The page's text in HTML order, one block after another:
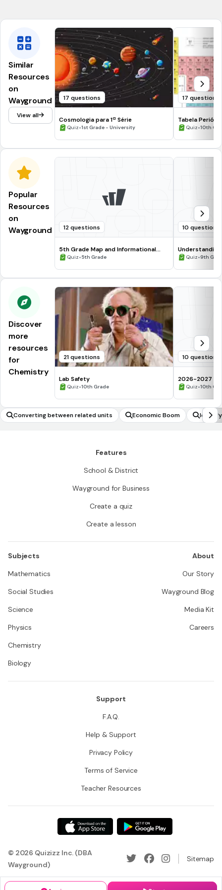
Similar
Resources
on
Wayground
View all
17 questions
Cosmologia para 1ª Série
Quiz•1st Grade - University
17 questions
Tabela
Quiz•10th
Popular
Resources
on
Wayground
12 questions
5th Grade Map and Informational
Processing Skills
Quiz•5th Grade
10 questions
Quiz•9th
Discover
more
resources
for
Chemistry
21 questions
Lab Safety
Quiz•10th Grade
10 questions
2026-2027
assessment
Quiz•10th
Converting between related units Economic Boom
near,
Features
School & District
Wayground for Business
Create a quiz
Create a lesson
Subjects
Mathematics
Social Studies
Science
Physics
Chemistry
Biology
About
Our Story
Wayground Blog
Media Kit
Careers
Support
F.A.Q.
Help & Support
Privacy Policy
Terms of Service
Teacher Resources
© 2026 Quizizz Inc. (DBA
Wayground)
Sitemap